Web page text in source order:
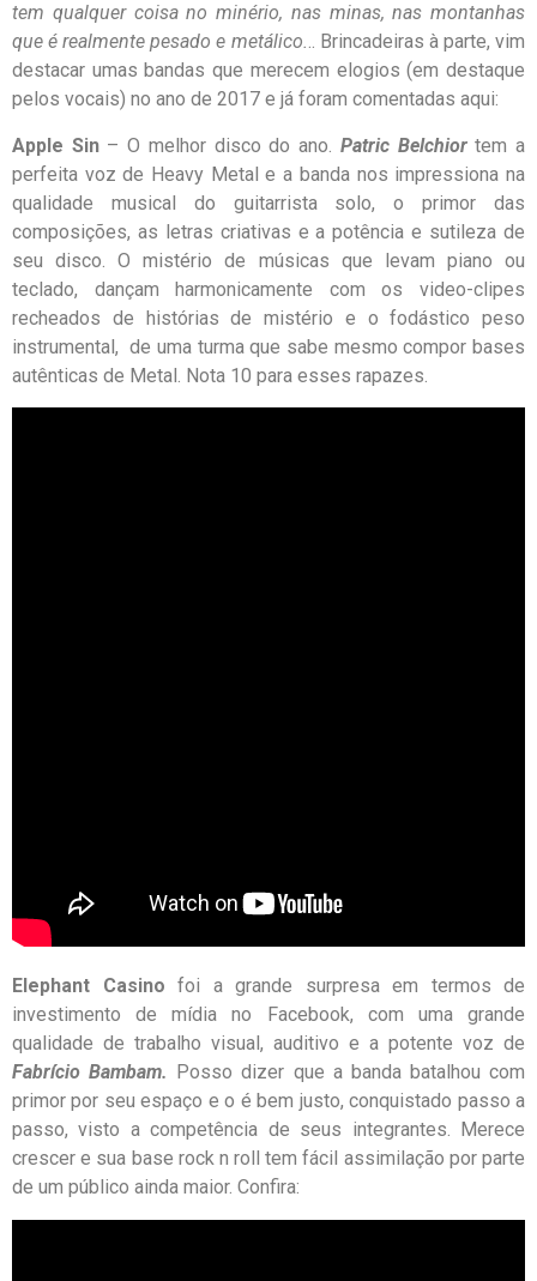
tem qualquer coisa no minério, nas minas, nas montanhas
que é realmente pesado e metálico... Brincadeiras à parte, vim
destacar umas bandas que merecem elogios (em destaque
pelos vocais) no ano de 2017 e já foram comentadas aqui:
Apple Sin– O melhor disco do ano. Patric Belchiortem a
perfeita voz de Heavy Metal e a banda nos impressiona na
qualidade musical do guitarrista solo, o primor das
composições, as letras criativas e a potência e sutileza de
seu disco. O mistério de músicas que levam piano ou
teclado, dançam harmonicamente com os video-clipes
recheados de histórias de mistério e o fodástico peso
instrumental, de uma turma que sabe mesmo compor bases
autênticas de Metal. Nota 10 para esses rapazes.
Elephant Casino foi a grande surpresa em termos de
investimento de mídia no Facebook, com uma grande
qualidade de trabalho visual, auditivo e a potente voz de
Fabrício Bambam.
Posso dizer que a banda batalhou com
primor por seu espaço e o é bem justo, conquistado passo a
passo, visto a competência de seus integrantes. Merece
crescer e sua base rock n roll tem fácil assimilação por parte
de um público ainda maior. Confira: